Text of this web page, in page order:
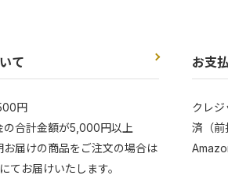
て
円
の合計金額が5,000円以上
お届けの商品をご注文の場合は
てお届けいたします。
お支
クレ
済（前